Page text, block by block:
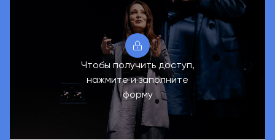
Чтобы получить доступ,
нажмите и заполните
форму